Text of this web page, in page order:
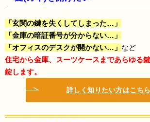
「玄関の鍵を失くしてしまった…」
「金庫の暗証番号が分からない…」
「オフィスのデスクが開かない…」 など
住宅から金庫、スーツケースまであらゆる
錠します。
詳しく知りたい方はこちら